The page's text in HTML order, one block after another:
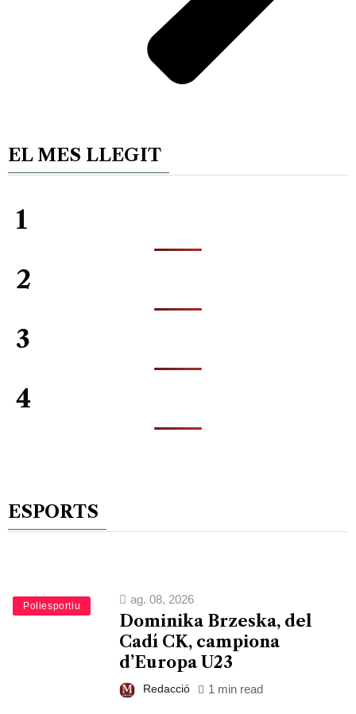
EL MES LLEGIT
1
2
3
4
ESPORTS
Esports
Poliesportiu
ag. 08, 2026
Dominika Brzeska, del
Cadí CK, campiona
d’Europa U23
Redacció 1 min read